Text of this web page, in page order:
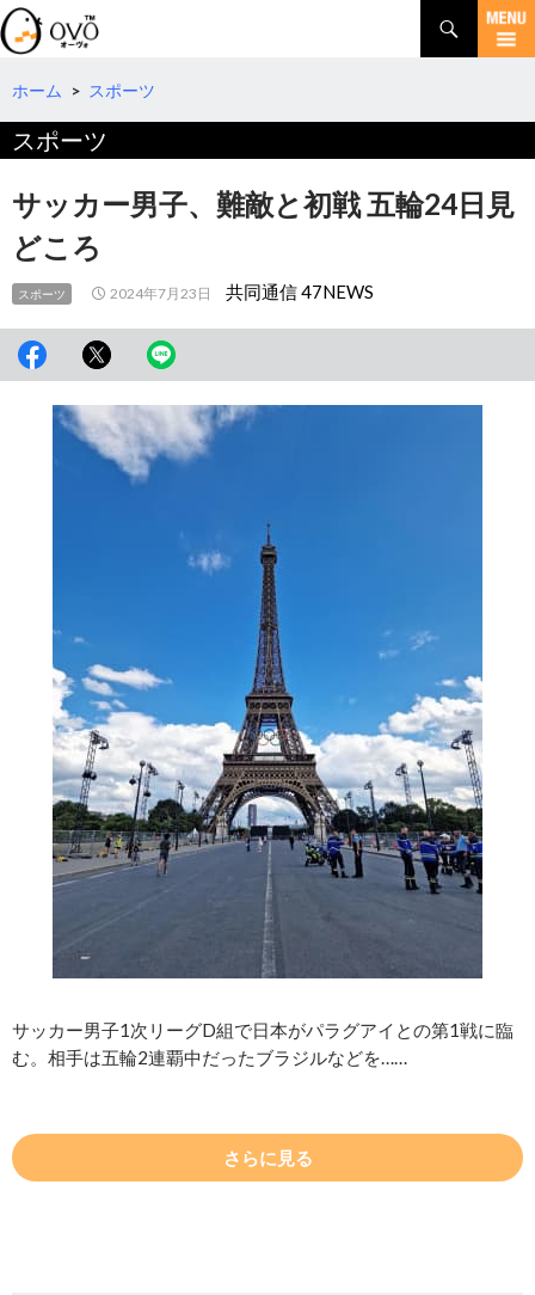
検
索
コ
テ
へ
ホーム > スポーツ
スポーツ
サッカー男子、難敵と初戦 五輪24日見
どころ
スポーツ 2024年7月23日 共同通信 47NEWS
サッカー男子1次リーグD組で日本がパラグアイとの第1戦に臨
む。相手は五輪2連覇中だったブラジルなどを……
さらに見る